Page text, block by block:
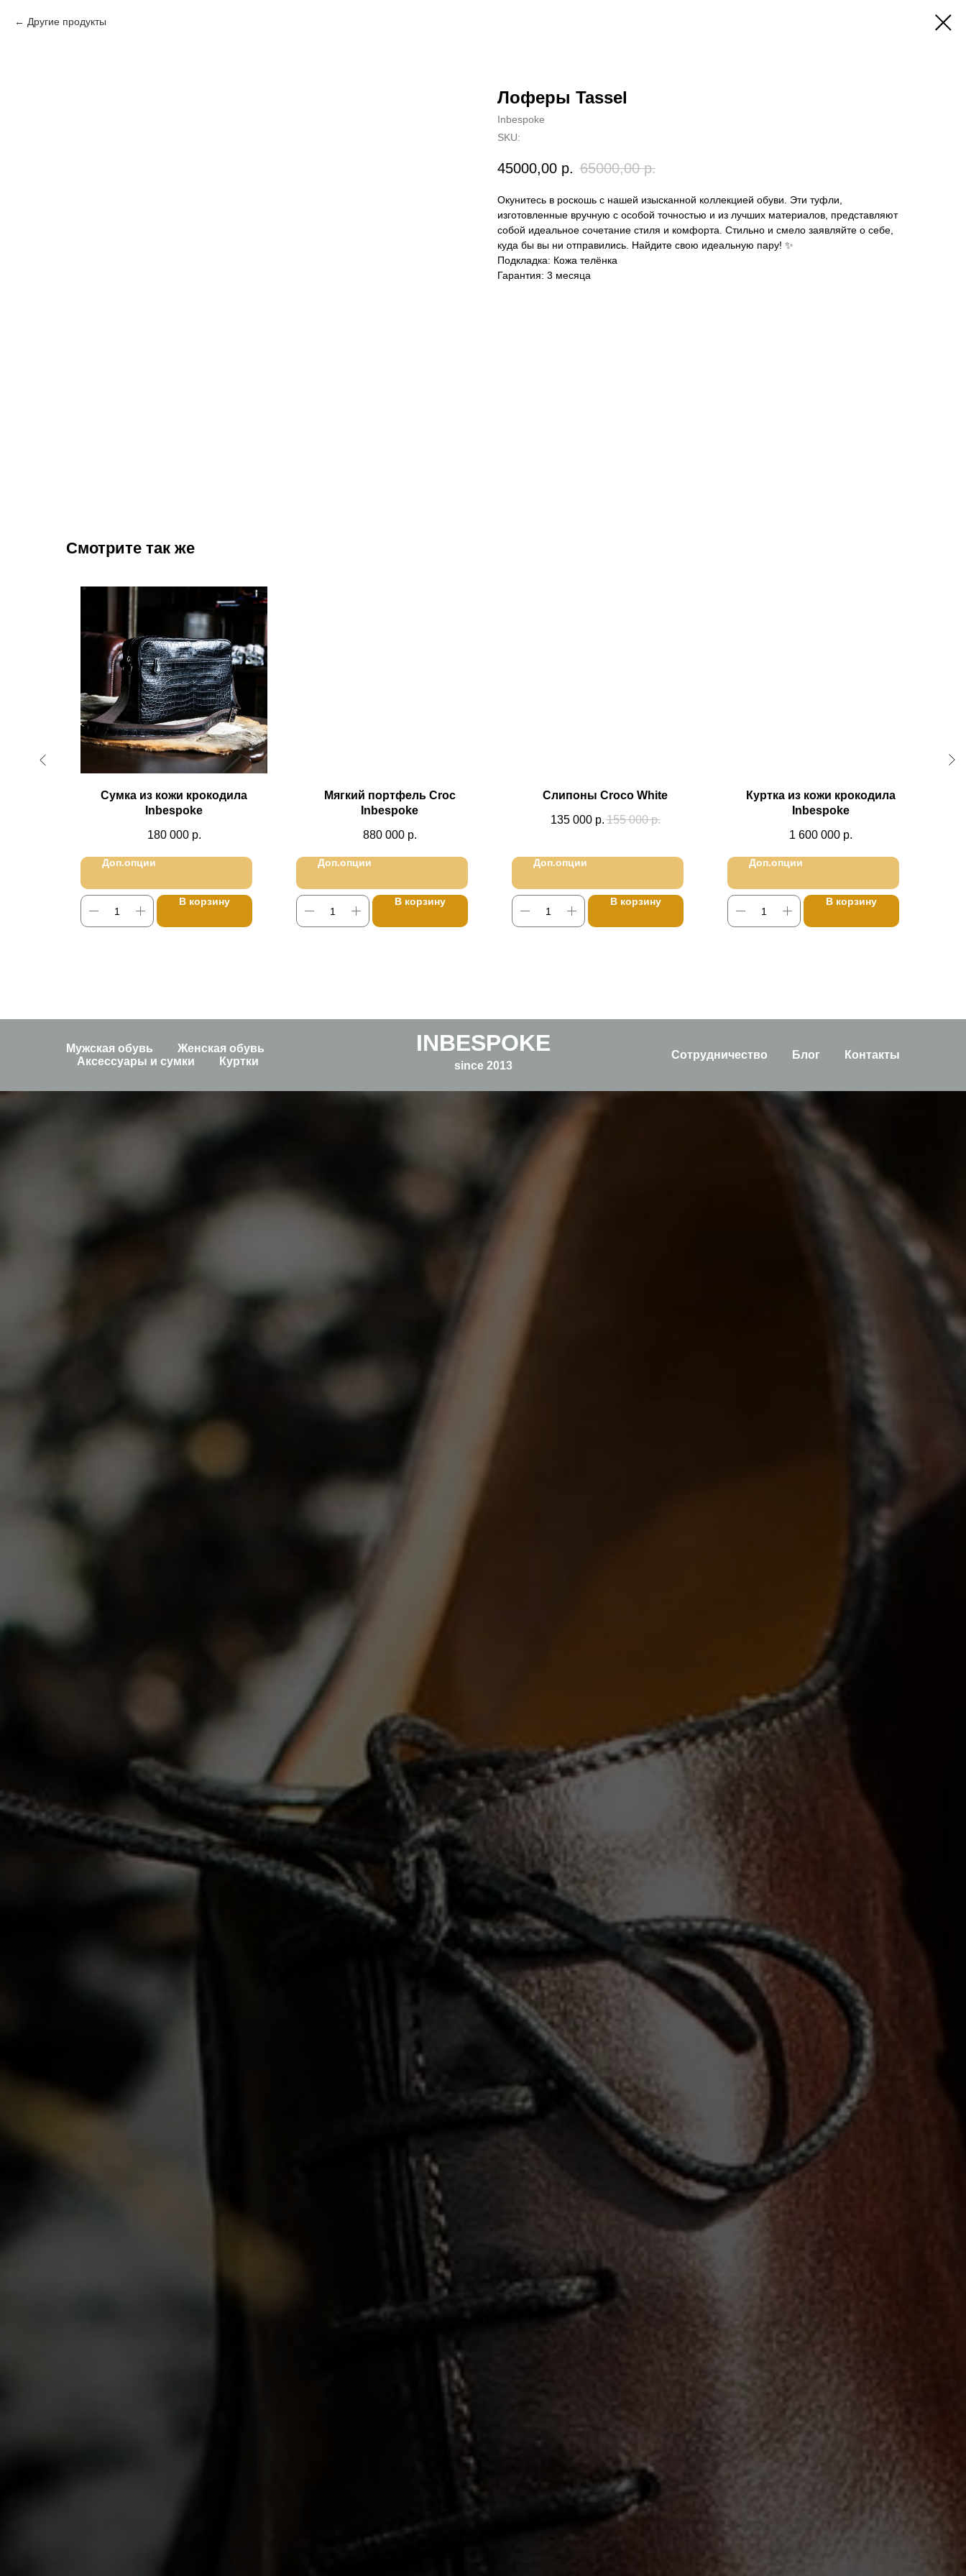
Другие продукты
Лоферы Tassel
Inbespoke
SKU:
45000,00 р. 65000,00 р.
Окунитесь в роскошь с нашей изысканной коллекцией обуви. Эти туфли,
изготовленные вручную с особой точностью и из лучших материалов, представляют
собой идеальное сочетание стиля и комфорта. Стильно и смело заявляйте о себе,
куда бы вы ни отправились. Найдите свою идеальную пару! ✨
Подкладка: Кожа телёнка
Гарантия: 3 месяца
Смотрите так же
Сумка из кожи крокодила
Inbespoke
180 000 р.
Доп.опции
В корзину
Мягкий портфель Croc
Inbespoke
880 000 р.
Доп.опции
В корзину
Слипоны Croco White
135 000 р. 155 000 р.
Доп.опции
В корзину
Куртка из кожи крокодила
Inbespoke
1 600 000 р.
Доп.опции
В корзину
INBESPOKE
since 2013
Мужская обувь
Женская обувь
Аксессуары и сумки
Куртки
Сотрудничество Блог Контакты